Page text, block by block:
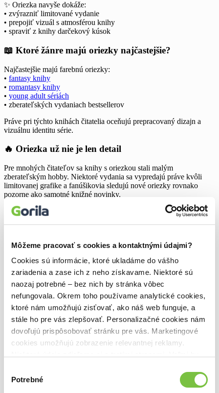
Môžeme pracovať s cookies a kontaktnými údajmi?
Cookies sú informácie, ktoré ukladáme do vášho
zariadenia a zase ich z neho získavame. Niektoré sú
naozaj potrebné – bez nich by stránka vôbec
nefungovala. Okrem toho používame analytické cookies,
ktoré nám umožňujú zisťovať, ako náš web funguje, a
stále ho pre vás zlepšovať. Personalizačné cookies nám
dovoľujú prispôsobovať stránku pre vás. Marketingové
cookies umožňujú zobrazenie relevantnej reklamy.
cookies.
súhlasu
Potrebné
✨ Oriezka navyše dokáže:
• zvýrazniť limitované vydanie
• prepojiť vizuál s atmosférou knihy
• spraviť z knihy darčekový kúsok
📖 Ktoré žánre majú oriezky najčastejšie?
Najčastejšie majú farebnú oriezky:
• fantasy knihy
• romantasy knihy
• young adult sériách
• zberateľských vydaniach bestsellerov
Práve pri týchto knihách čitatelia oceňujú prepracovaný dizajn a
vizuálnu identitu série.
🔥 Oriezka už nie je len detail
Pre mnohých čitateľov sa knihy s oriezkou stali malým
zberateľským hobby. Niektoré vydania sa vypredajú práve kvôli
limitovanej grafike a fanúšikovia sledujú nové oriezky rovnako
pozorne ako samotné knižné novinky.
👉 Dnes už totiž kniha nemusí zaujať len príbehom.
Musí vedieť zažiariť aj na poličke.
Tagyco je oriezka na knihach , fantasy knihy s oriezkou knihy s
farebnou oriezkou,knihy s oriezkou,najlepsie knihy s oriezkou
romantasy s oriezkou
0
Navigácia
článku
Séria Off Campus ukázala, prečo hockey romance
ovládol BookTok 🏒💛